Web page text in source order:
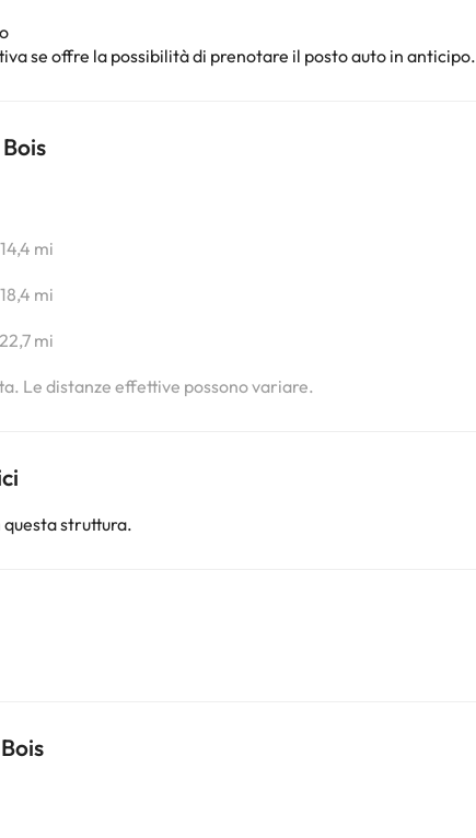
se offre la possibilità di prenotare il posto auto in anticipo.
14,4 mi
18,4 mi
22,7 mi
Le distanze effettive possono variare.
struttura.